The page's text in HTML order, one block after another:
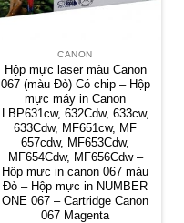
CANON
Hộp mực laser màu Canon
067 (màu Đỏ) Có chip – Hộp
mực máy in Canon
LBP631cw, 632Cdw, 633cw,
633Cdw, MF651cw, MF
657cdw, MF653Cdw,
MF654Cdw, MF656Cdw –
Hộp mực in canon 067 màu
Đỏ – Hộp mực in NUMBER
ONE 067 – Cartridge Canon
067 Magenta